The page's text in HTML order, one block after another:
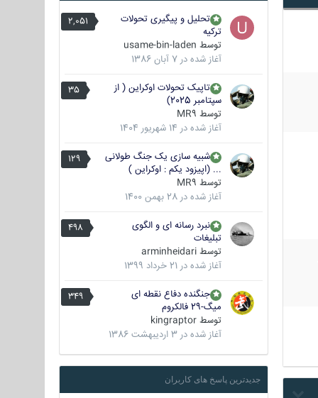
2,051
تحلیل و پیگیری تحولات
ترکیه
توسط usame-bin-laden
آغاز شده در 7 آبان 1386
35
تاپیک تحولات اوکراین ( از
سپتامبر 2025)
توسط MR9
آغاز شده در 14 شهریور 1404
129
شبیه سازی یک جنگ طولانی
... (اپیزود یکم : اوکراین )
توسط MR9
آغاز شده در 28 بهمن 1400
498
نبرد رسانه ای و الگوی
تبلیغات
توسط arminheidari
آغاز شده در 21 خرداد 1399
349
جنگنده دفاع نقطه ای
میگ-29 فالکروم
توسط kingraptor
آغاز شده در 3 اردیبهشت 1386
جدیدترین پاسخ های کاربران